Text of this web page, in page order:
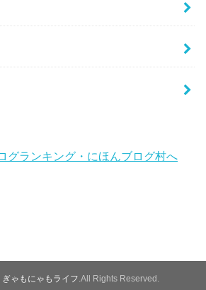
ぎゃもにゃもライフ .All Rights Reserved.